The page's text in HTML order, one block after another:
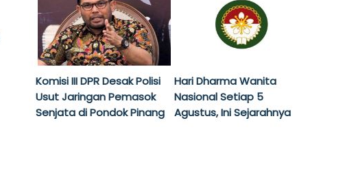
Komisi III DPR Desak Polisi
Usut Jaringan Pemasok
Senjata di Pondok Pinang
Hari Dharma Wanita
Nasional Setiap 5
Agustus, Ini Sejarahnya